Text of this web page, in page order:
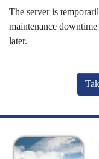
The server is
maintenance
later.